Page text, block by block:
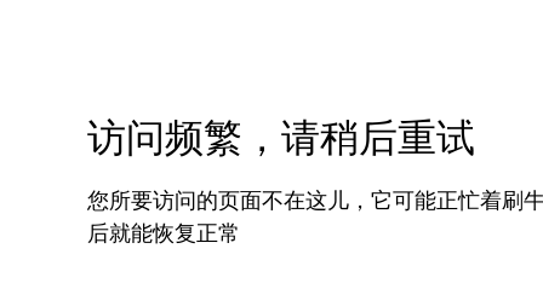
访问频繁，请稍后重试
您所要访问的页面不在这儿，它可能正忙着刷
后就能恢复正常